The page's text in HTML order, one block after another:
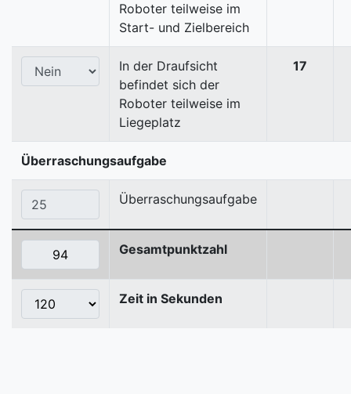
Roboter teilweise im
Start- und Zielbereich
In der Draufsicht
befindet sich der
Roboter teilweise im
Liegeplatz
17
Überraschungsaufgabe
Überraschungsaufgabe
Gesamtpunktzahl
Zeit in Sekunden